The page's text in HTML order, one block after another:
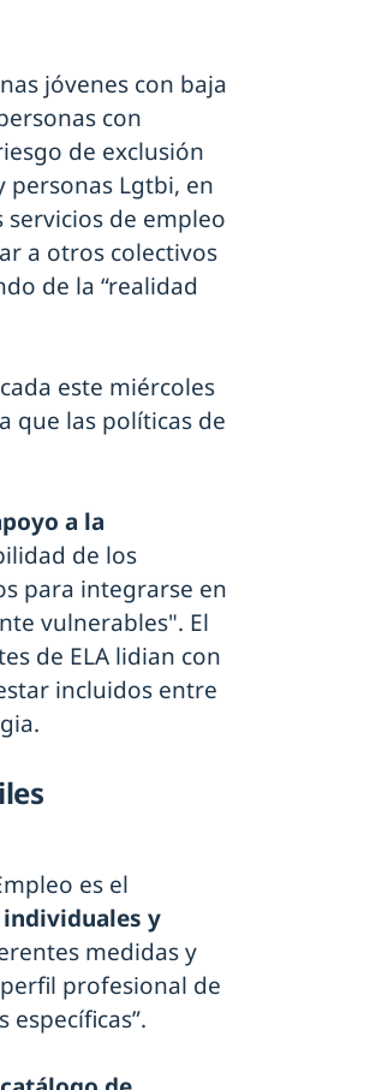
jóvenes con baja
con
de exclusión
personas Lgtbi, en
de empleo
a otros colectivos
de la “realidad
este miércoles
que las políticas de
a la
de los
para integrarse en
vulnerables". El
de ELA lidian con
incluidos entre
es el
y
medidas y
profesional de